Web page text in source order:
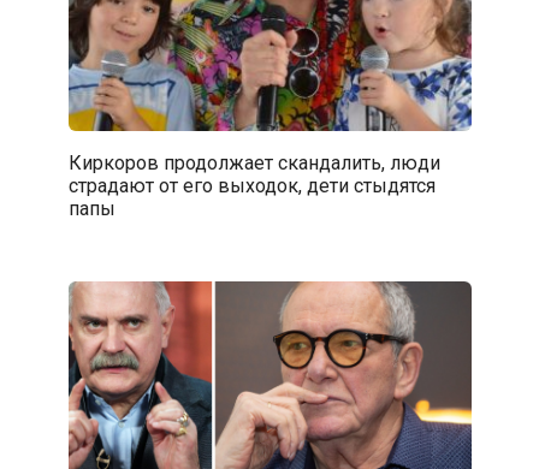
Киркоров продолжает скандалить, люди
страдают от его выходок, дети стыдятся
папы